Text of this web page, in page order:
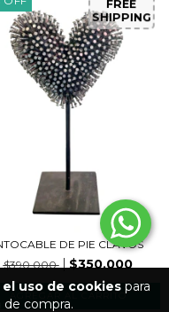
uso de cookiespara
de compra.
FREE
SHIPPING
DE PIE CLAVOS
$390.000
$350.000